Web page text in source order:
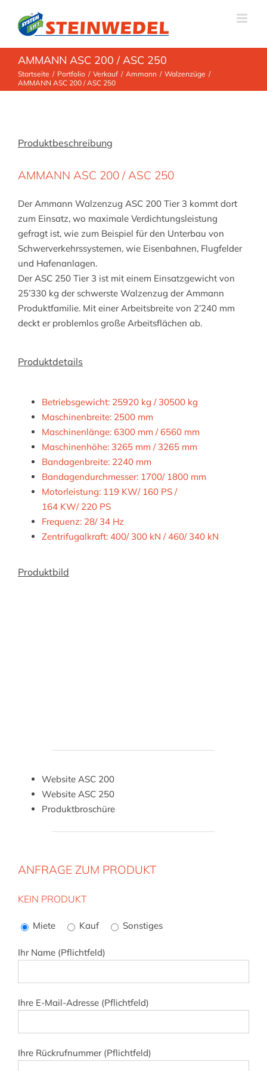
Inhalt
springen
AMMANN ASC 200 / ASC 250
Startseite Portfolio Verkauf Ammann
Walzenzüge
AMMANN ASC 200 / ASC 250
Produktbeschreibung
AMMANN ASC 200 / ASC 250
Der Ammann Walzenzug ASC 200 Tier 3 kommt dort
zum Einsatz, wo maximale Verdichtungsleistung
gefragt ist, wie zum Beispiel für den Unterbau von
Schwerverkehrssystemen, wie Eisenbahnen, Flugfelder
und Hafenanlagen.
Der ASC 250 Tier 3 ist mit einem Einsatzgewicht von
25’330 kg der schwerste Walzenzug der Ammann
Produktfamilie. Mit einer Arbeitsbreite von 2’240 mm
deckt er problemlos große Arbeitsflächen ab.
Produktdetails
Betriebsgewicht: 25920 kg / 30500 kg
Maschinenbreite: 2500 mm
Maschinenlänge: 6300 mm / 6560 mm
Maschinenhöhe: 3265 mm / 3265 mm
Bandagenbreite: 2240 mm
Bandagendurchmesser: 1700/ 1800 mm
Motorleistung: 119 KW/ 160 PS /
164 KW/ 220 PS
Frequenz: 28/ 34 Hz
Zentrifugalkraft: 400/ 300 kN / 460/ 340 kN
Produktbild
Website ASC 200
Website ASC 250
Produktbroschüre
ANFRAGE ZUM PRODUKT
Bitte
dieses
leer.
KEIN PRODUKT
Miete Kauf Sonstiges
Ihr Name (Pflichtfeld)
Ihre E-Mail-Adresse (Pflichtfeld)
Ihre Rückrufnummer (Pflichtfeld)